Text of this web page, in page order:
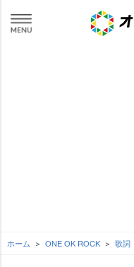
ホーム ONE OK ROCK 歌詞